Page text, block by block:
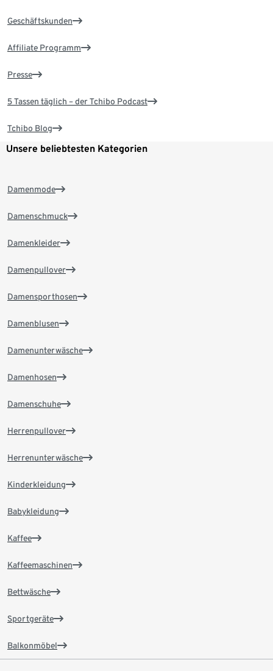
Geschäftskunden
Affiliate Programm
Presse
5 Tassen täglich – der Tchibo Podcast
Tchibo Blog
Unsere beliebtesten Kategorien
Damenmode
Damenschmuck
Damenkleider
Damenpullover
Damensporthosen
Damenblusen
Damenunterwäsche
Damenhosen
Damenschuhe
Herrenpullover
Herrenunterwäsche
Kinderkleidung
Babykleidung
Kaffee
Kaffeemaschinen
Bettwäsche
Sportgeräte
Balkonmöbel